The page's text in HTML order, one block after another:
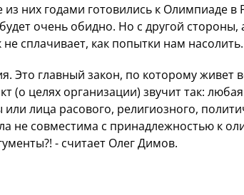
них годами готовились к Олимпиаде в
очень обидно. Но с другой
сплачивает, как попытки нам насолить.
Это главный закон, по которому живет
(о целях организации) звучит так:
лица расового, религиозного,
не совместима с принадлежностью к
- считает Олег Димов.